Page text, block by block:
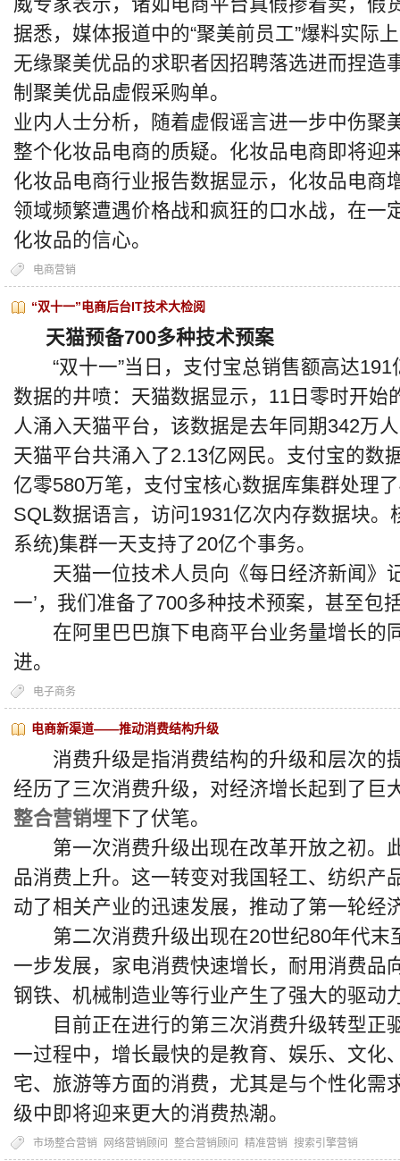
据悉，媒体报道中的“聚美前员工”爆料实际
无缘聚美优品的求职者因招聘落选进而捏造
制聚美优品虚假采购单。
业内人士分析，随着虚假谣言进一步中伤聚
整个化妆品电商的质疑。化妆品电商即将迎
化妆品电商行业报告数据显示，化妆品电商
领域频繁遭遇价格战和疯狂的口水战，在一
化妆品的信心。
电商营销
“双十一”电商后台IT技术大检阅
天猫预备700多种技术预案
“双十一”当日，支付宝总销售额高达191
数据的井喷：天猫数据显示，11日零时开始
人涌入天猫平台，该数据是去年同期342万
天猫平台共涌入了2.13亿网民。支付宝的数
亿零580万笔，支付宝核心数据库集群处理
SQL数据语言，访问1931亿次内存数据块
系统)集群一天支持了20亿个事务。
天猫一位技术人员向《每日经济新闻》记
一’，我们准备了700多种技术预案，甚至包
在阿里巴巴旗下电商平台业务量增长的
进。
电子商务
电商新渠道——推动消费结构升级
消费升级是指消费结构的升级和层次的
经历了三次消费升级，对经济增长起到了巨
整合营销埋下了伏笔。
第一次消费升级出现在改革开放之初。
品消费上升。这一转变对我国轻工、纺织产
动了相关产业的迅速发展，推动了第一轮经
第二次消费升级出现在20世纪80年代末
一步发展，家电消费快速增长，耐用消费品
钢铁、机械制造业等行业产生了强大的驱动
目前正在进行的第三次消费升级转型正
一过程中，增长最快的是教育、娱乐、文化
宅、旅游等方面的消费，尤其是与个性化需
级中即将迎来更大的消费热潮。
市场整合营销 网络营销顾问 整合营销顾问 精准营销 搜索引擎营销